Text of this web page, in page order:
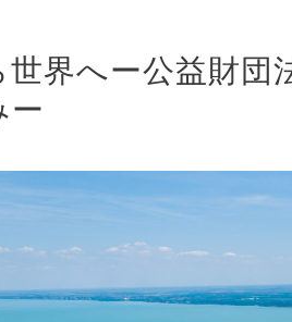
世界へー公益財団
ー